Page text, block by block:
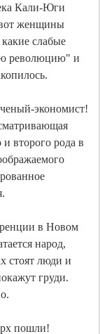
Кали-Юги
женщины
слабые
революцию" и
экономист!
второго рода в
в Новом
народ,
стоят люди и
груди.
пошли!